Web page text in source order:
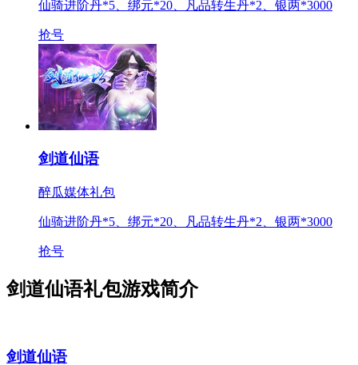
仙骑进阶丹*5、绑元*20、凡品转生丹*2、银两*3000
抢号
剑道仙语
醉瓜媒体礼包
仙骑进阶丹*5、绑元*20、凡品转生丹*2、银两*3000
抢号
剑道仙语礼包游戏简介
剑道仙语